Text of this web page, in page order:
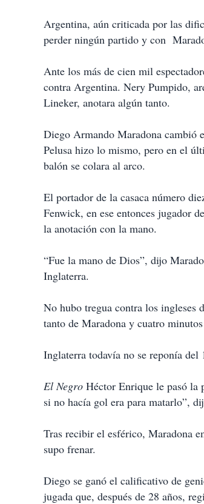
Argentina, aún criticada por las
perder ningún partido y con
Ante los más de cien mil
contra Argentina. Nery Pumpido,
Lineker, anotara algún tanto.
Diego Armando Maradona cambió
Pelusa hizo lo mismo, pero en el
balón se colara al arco.
El portador de la casaca número
Fenwick, en ese entonces jugador
la anotación con la mano.
“Fue la mano de Dios”, dijo
Inglaterra.
No hubo tregua contra los ingleses
tanto de Maradona y cuatro
Inglaterra todavía no se reponía
El Negro Héctor Enrique le pasó la
si no hacía gol era para matarlo”,
Tras recibir el esférico, Maradona
supo frenar.
Diego se ganó el calificativo de
jugada que, después de 28 años,